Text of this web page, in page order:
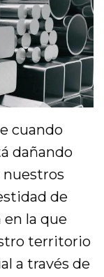
cuando
dañando
de
la que
territorio
a través de